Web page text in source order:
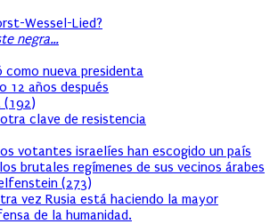
Wessel-Lied?
negra…
como nueva presidenta
12 años después
(192)
clave de resistencia
votantes israelíes han escogido un país
brutales regímenes de sus vecinos árabes
(273)
vez Rusia está haciendo la mayor
de la humanidad.